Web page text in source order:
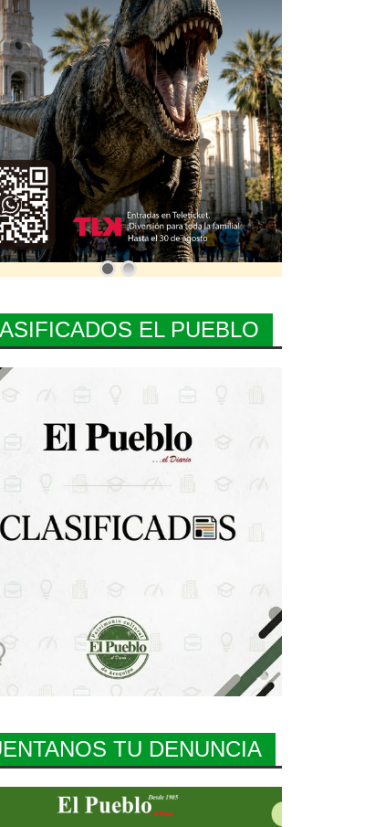
EL PUEBLO
TU DENUNCIA